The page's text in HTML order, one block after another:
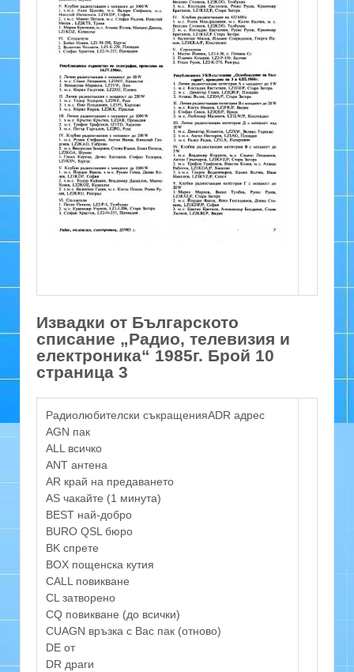
Извадки от Българското
списание „Радио, телевизия и
електроника“ 1985г. Брой 10
страница 3
Радиолюбителски съкращенияADR адрес
AGN пак
ALL всичко
ANT антена
AR край на предаването
AS чакайте (1 минута)
BEST най-добро
BURO QSL бюро
BK спрете
BOX пощенска кутия
CALL повикване
CL затворено
CQ повикване (до всички)
CUAGN връзка с Вас пак (отново)
DE от
DR драги